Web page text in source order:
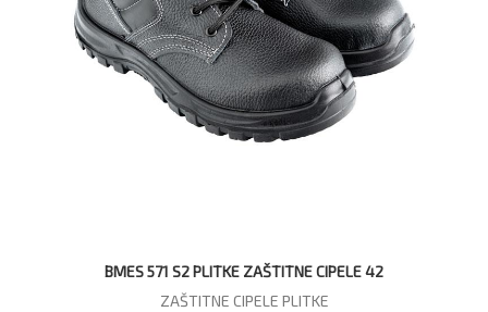
BMES 571 S2 PLITKE ZAŠTITNE CIPELE 42
ZAŠTITNE CIPELE PLITKE